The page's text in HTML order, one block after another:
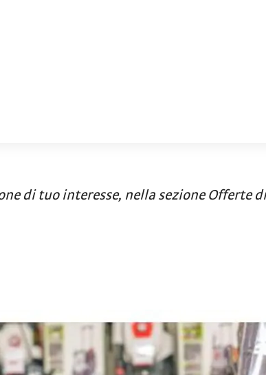
di tuo interesse, nella sezione Offerte